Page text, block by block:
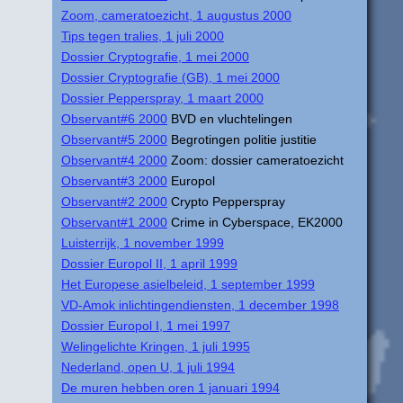
Zoom, cameratoezicht, 1 augustus 2000
Tips tegen tralies, 1 juli 2000
Dossier Cryptografie, 1 mei 2000
Dossier Cryptografie (GB), 1 mei 2000
Dossier Pepperspray, 1 maart 2000
Observant#6 2000 BVD en vluchtelingen
Observant#5 2000 Begrotingen politie justitie
Observant#4 2000 Zoom: dossier cameratoezicht
Observant#3 2000 Europol
Observant#2 2000 Crypto Pepperspray
Observant#1 2000 Crime in Cyberspace, EK2000
Luisterrijk, 1 november 1999
Dossier Europol II, 1 april 1999
Het Europese asielbeleid, 1 september 1999
VD-Amok inlichtingendiensten, 1 december 1998
Dossier Europol I, 1 mei 1997
Welingelichte Kringen, 1 juli 1995
Nederland, open U, 1 juli 1994
De muren hebben oren 1 januari 1994